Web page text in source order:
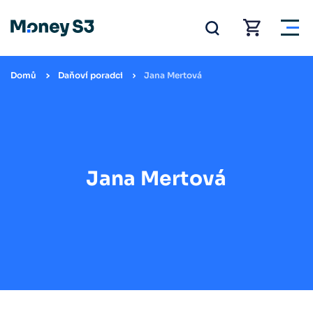
Domů Daňoví poradci Jana Mertová
Jana Mertová